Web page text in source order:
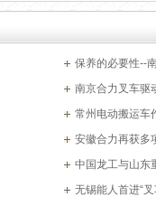
保养的必要性--
南京合力叉车驱
常州电动搬运车
安徽合力再获多
中国龙工与山东
无锡能人首进“